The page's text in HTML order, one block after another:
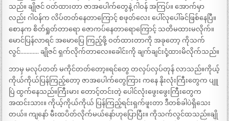
သည်။ ချိုဇင် ဝတ်ထားတာ ဇာအပေါက်တွေနဲ့ ဂါဝန် အကြပ်။ အောက်မှာ
လည်း ဂါဝန်က လိပ်တတ်နေတာကြောင့် စဖုတ်လေး ပေါ်လုပေါ်ခင်ဖြစ်နေပြီ။
စောနက စိတ်ရှုတ်တာရော ဇောကပ်နေတာရောကြောင့် သတိမထားမလိုက်။
မောင်ပြန်လာရင် အမောပြေ ကြည့်ဖို့ ဝတ်ထားတာကို အခုတော့ ကိုသက်
လွင်………… ချိုဇင် ရှက်လိုက်တာလေ။ခေါင်းကို ချက်ချင်းငုံ့ထားမိလိုက်သည်။
ဘာမှ မလုပ်တတ် မကိုင်တတ်တော့။ရင်တွေ တလှပ်လှပ်တုန် လာသည်။ကိုယ့်
ကိုယ်ကိုယ်ပြန်ကြည့်တော့ ဇာအပေါက်တွေကြား ကနေ နိုးလုံးကြီးတွေက ပျူ
ပြဲ ထွက်နေသည်။ကြီးမား တောင့်တင်းတဲ့ ပေါင်လုံးဖွေးဖွေးကြီးတွေက
အထင်းသား။ ကိုယ့်ကိုယ်ကိုယ် ပြန်ကြည့်ရင်းရှက်ဖူးတာ ဒီတစ်ခါပဲရှိသေး
တယ်။ ကျနော် မီးထပိတ်လိုက်မယ်နော်ဟုပြောပြီး။ ကိုသက်လွင်ထသည်။ချို